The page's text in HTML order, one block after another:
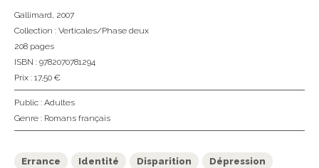
Gallimard, 2007
Collection : Verticales/Phase deux
208 pages
ISBN : 9782070781294
Prix : 17,50 €
Public : Adultes
Genre : Romans français
Errance Identité Disparition Dépression